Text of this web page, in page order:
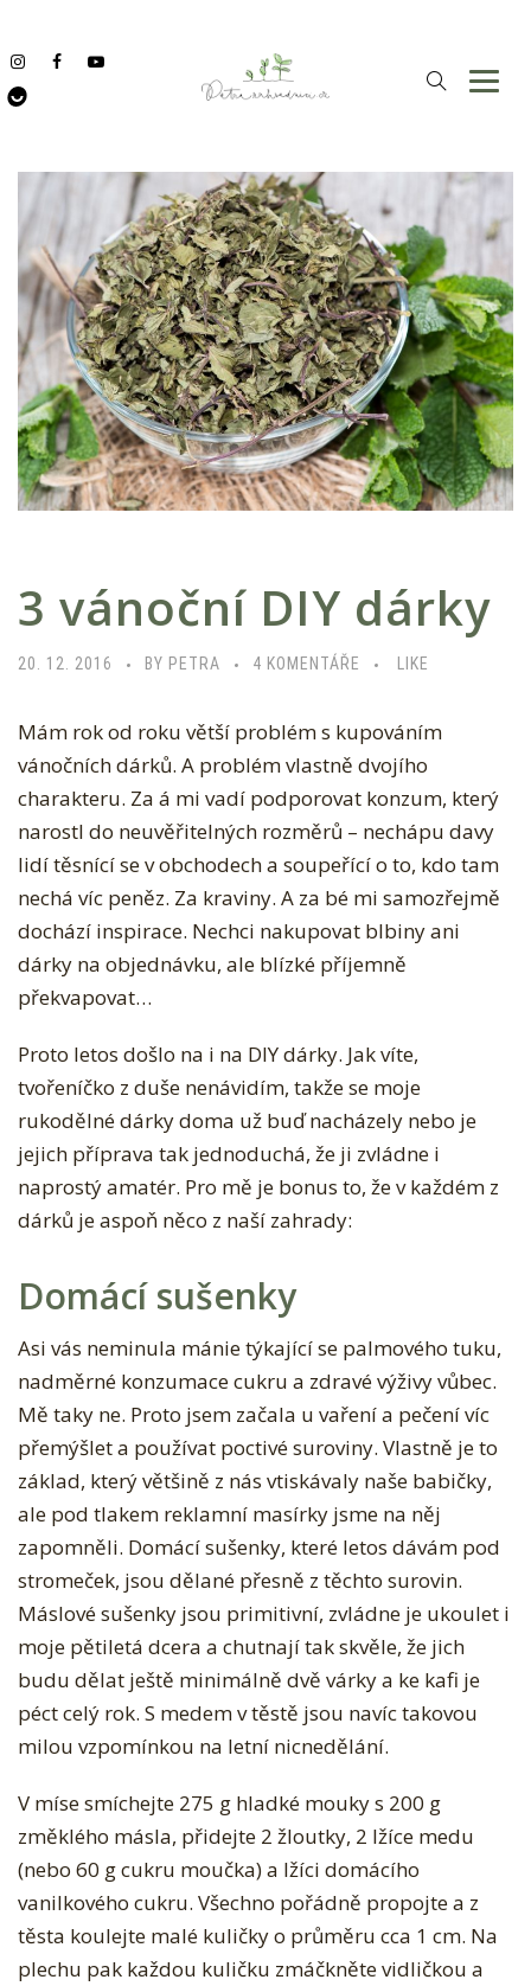
3 vánoční DIY dárky
20. 12. 2016 BY PETRA 4 KOMENTÁŘE
E
X
T
U
S
N
Á
Z
M
3
V
Á
N
D
I
Y
D
Á
R
K
Y
LIKE
Mám rok od roku větší problém s kupováním
vánočních dárků. A problém vlastně dvojího
charakteru. Za á mi vadí podporovat konzum, který
narostl do neuvěřitelných rozměrů – nechápu davy
lidí těsnící se v obchodech a soupeřící o to, kdo tam
nechá víc peněz. Za kraviny. A za bé mi samozřejmě
dochází inspirace. Nechci nakupovat blbiny ani
dárky na objednávku, ale blízké příjemně
překvapovat…
Proto letos došlo na i na DIY dárky. Jak víte,
tvořeníčko z duše nenávidím, takže se moje
rukodělné dárky doma už buď nacházely nebo je
jejich příprava tak jednoduchá, že ji zvládne i
naprostý amatér. Pro mě je bonus to, že v každém z
dárků je aspoň něco z naší zahrady:
Domácí sušenky
Asi vás neminula mánie týkající se palmového tuku,
nadměrné konzumace cukru a zdravé výživy vůbec.
Mě taky ne. Proto jsem začala u vaření a pečení víc
přemýšlet a používat poctivé suroviny. Vlastně je to
základ, který většině z nás vtiskávaly naše babičky,
ale pod tlakem reklamní masírky jsme na něj
zapomněli. Domácí sušenky, které letos dávám pod
stromeček, jsou dělané přesně z těchto surovin.
Máslové sušenky jsou primitivní, zvládne je ukoulet i
moje pětiletá dcera a chutnají tak skvěle, že jich
budu dělat ještě minimálně dvě várky a ke kafi je
péct celý rok. S medem v těstě jsou navíc takovou
milou vzpomínkou na letní nicnedělání.
V míse smíchejte 275 g hladké mouky s 200 g
změklého másla, přidejte 2 žloutky, 2 lžíce medu
(nebo 60 g cukru moučka) a lžíci domácího
vanilkového cukru. Všechno pořádně propojte a z
těsta koulejte malé kuličky o průměru cca 1 cm. Na
plechu pak každou kuličku zmáčkněte vidličkou a